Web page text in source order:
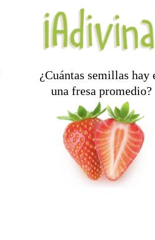
¿Cuántas semillas hay
una fresa promedio?
Aproximadamente 200.